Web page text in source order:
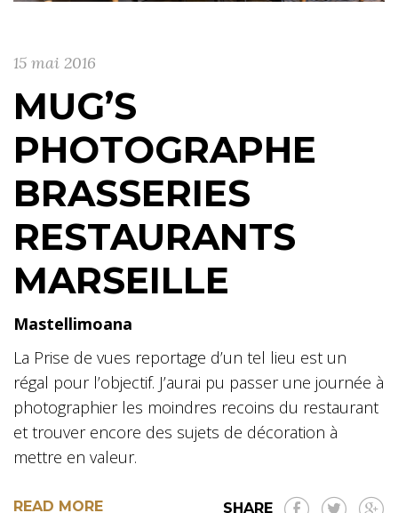
15 mai 2016
MUG’S
PHOTOGRAPHE
BRASSERIES
RESTAURANTS
MARSEILLE
Mastellimoana
La Prise de vues reportage d’un tel lieu est un
régal pour l’objectif. J’aurai pu passer une journée à
photographier les moindres recoins du restaurant
et trouver encore des sujets de décoration à
mettre en valeur.
READ MORE SHARE